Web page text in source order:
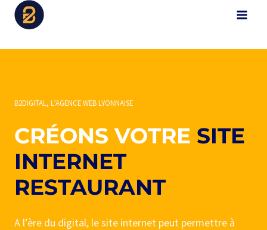
Aller
B2DIGITAL, L’AGENCE WEB LYONNAISE
CRÉONS VOTRE SITE
INTERNET
RESTAURANT
A l’ère du digital, le site internet peut permettre à